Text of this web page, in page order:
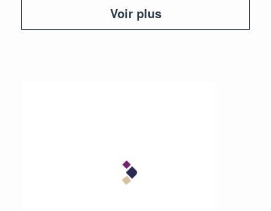
Voir plus